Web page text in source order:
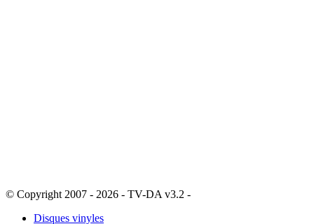
© Copyright 2007 - 2026 - TV-DA v3.2 -
Disques vinyles